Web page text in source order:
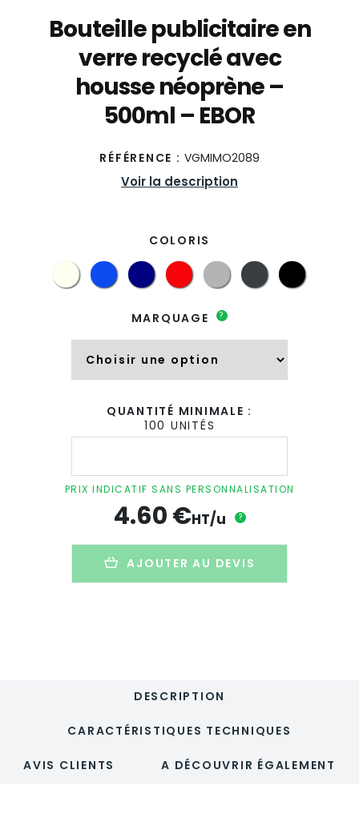
Bouteille publicitaire en
verre recyclé avec
housse néoprène –
500ml – EBOR
RÉFÉRENCE : VGMIMO2089
Voir la description
COLORIS
MARQUAGE ?
QUANTITÉ MINIMALE :
100 UNITÉS
quantité
publicitaire
en
néoprène
-
PRIX INDICATIF SANS PERSONNALISATION
4.60€HT/u ?
AJOUTER AU DEVIS
DESCRIPTION
CARACTÉRISTIQUES TECHNIQUES
AVIS CLIENTS A DÉCOUVRIR ÉGALEMENT